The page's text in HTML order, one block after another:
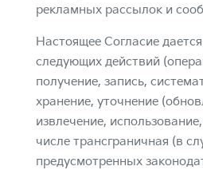
рекламных рассылок и
Настоящее Согласие
следующих действий
получение, запись,
хранение, уточнение
извлечение,
числе трансграничная (в
предусмотренных